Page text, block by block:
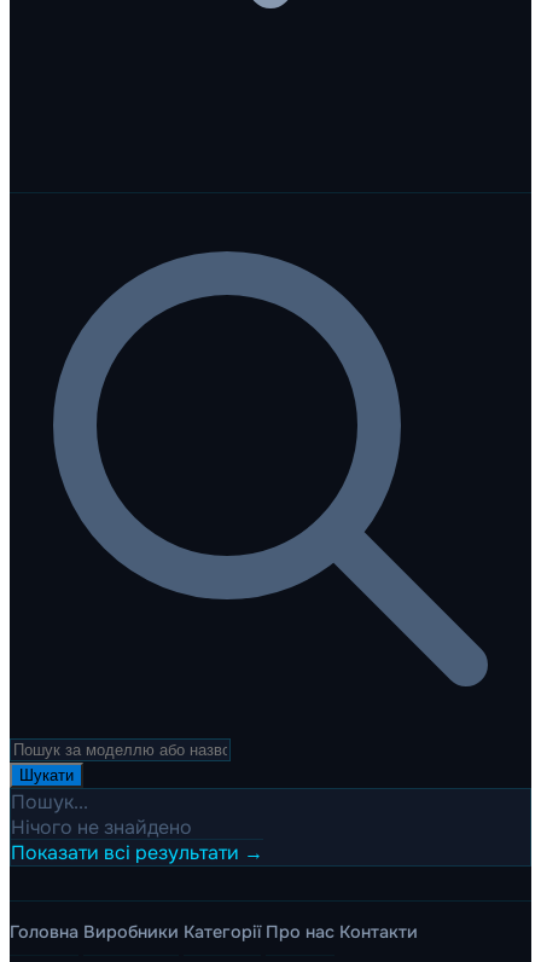
Шукати
Пошук...
Нічого не знайдено
Показати всі результати →
Головна Виробники Категорії Про нас Контакти